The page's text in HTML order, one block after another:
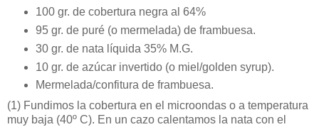
100 gr. de cobertura negra al 64%
95 gr. de puré (o mermelada) de frambuesa.
30 gr. de nata líquida 35% M.G.
10 gr. de azúcar invertido (o miel/golden syrup).
Mermelada/confitura de frambuesa.
(1) Fundimos la cobertura en el microondas o a temperatura
muy baja (40º C). En un cazo calentamos la nata con el